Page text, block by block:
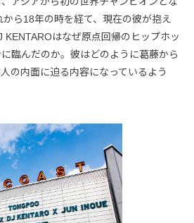
から18年の時を経て、現在の彼が抱え
KENTAROはなぜ原点回帰のヒップホッ
臨んだのか。彼はどのように葛藤から
の内面に迫る内容になっているよう